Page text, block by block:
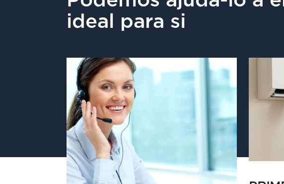
ideal para si